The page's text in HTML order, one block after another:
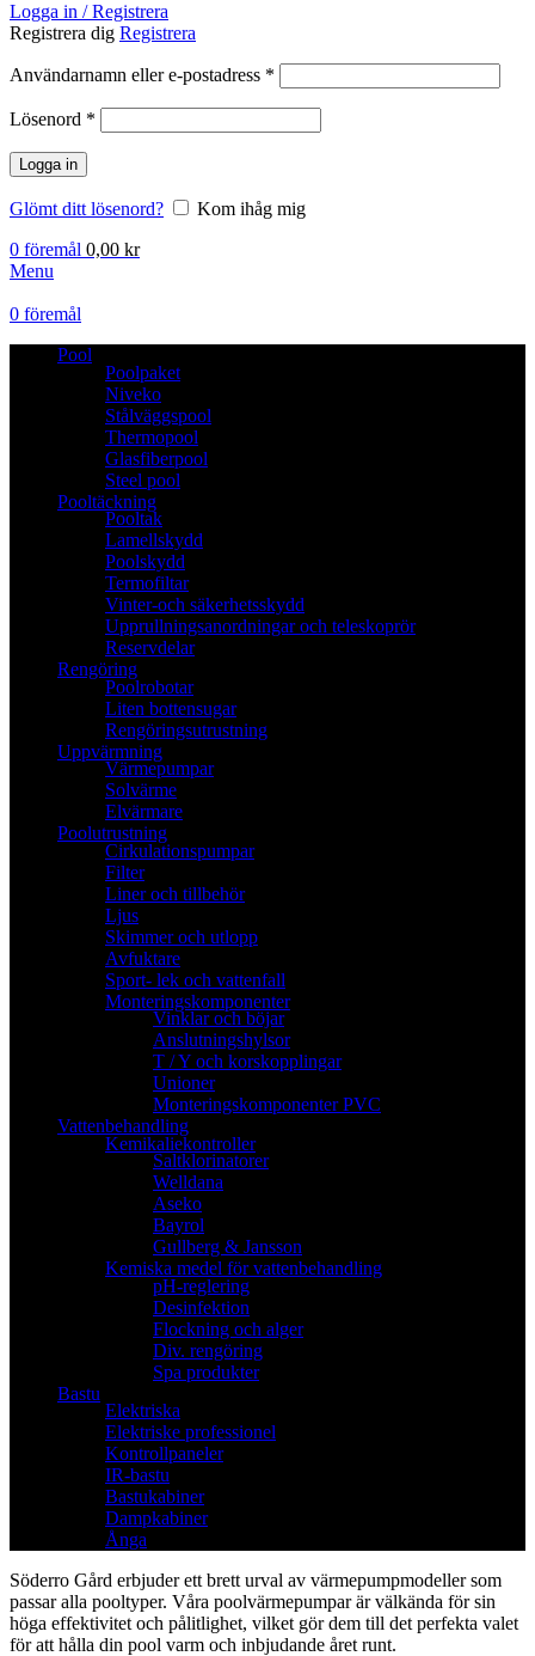
Logga in / Registrera
Registrera dig Registrera
Användarnamn eller e-postadress *
Lösenord *
Logga in
Glömt ditt lösenord?
Kom ihåg mig
0 föremål 0,00 kr
Menu
0 föremål
Pool
Poolpaket
Niveko
Stålväggspool
Thermopool
Glasfiberpool
Steel pool
Pooltäckning
Pooltak
Lamellskydd
Poolskydd
Termofiltar
Vinter-och säkerhetsskydd
Upprullningsanordningar och teleskoprör
Reservdelar
Rengöring
Poolrobotar
Liten bottensugar
Rengöringsutrustning
Uppvärmning
Värmepumpar
Solvärme
Elvärmare
Poolutrustning
Cirkulationspumpar
Filter
Liner och tillbehör
Ljus
Skimmer och utlopp
Avfuktare
Sport- lek och vattenfall
Monteringskomponenter
Vinklar och böjar
Anslutningshylsor
T / Y och korskopplingar
Unioner
Monteringskomponenter PVC
Vattenbehandling
Kemikaliekontroller
Saltklorinatorer
Welldana
Aseko
Bayrol
Gullberg & Jansson
Kemiska medel för vattenbehandling
pH-reglering
Desinfektion
Flockning och alger
Div. rengöring
Spa produkter
Bastu
Elektriska
Elektriske professionel
Kontrollpaneler
IR-bastu
Bastukabiner
Dampkabiner
Ånga
Söderro Gård erbjuder ett brett urval av värmepumpmodeller som
passar alla pooltyper. Våra poolvärmepumpar är välkända för sin
höga effektivitet och pålitlighet, vilket gör dem till det perfekta valet
för att hålla din pool varm och inbjudande året runt.